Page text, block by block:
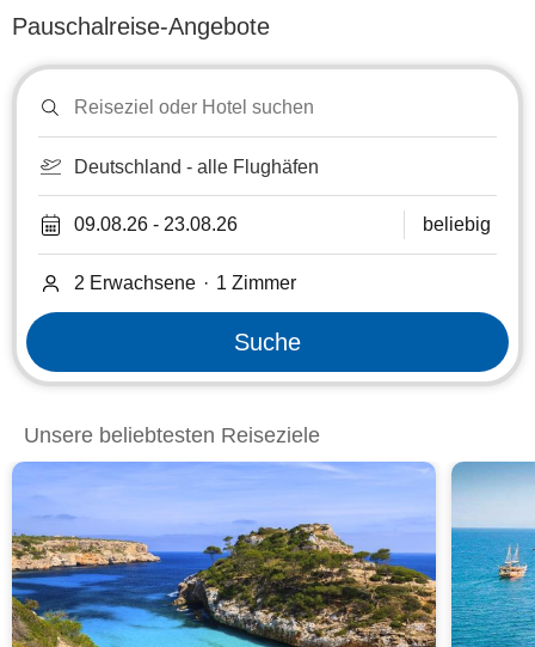
Pauschalreise-Angebote
oder
Deutschland - alle Flughäfen
09.08.26 - 23.08.26 beliebig
2 Erwachsene · 1 Zimmer
Suche
Unsere beliebtesten Reiseziele